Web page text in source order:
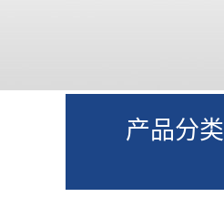
产品分类